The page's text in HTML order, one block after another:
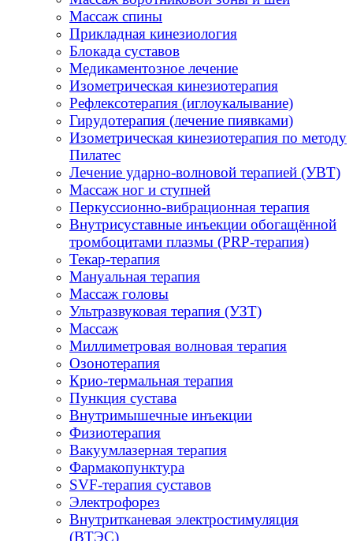
Массаж спины
Прикладная кинезиология
Блокада суставов
Медикаментозное лечение
Изометрическая кинезиотерапия
Рефлексотерапия (иглоукалывание)
Гирудотерапия (лечение пиявками)
Изометрическая кинезиотерапия по методу
Пилатес
Лечение ударно-волновой терапией (УВТ)
Массаж ног и ступней
Перкуссионно-вибрационная терапия
Внутрисуставные инъекции обогащённой
тромбоцитами плазмы (PRP-терапия)
Текар-терапия
Мануальная терапия
Массаж головы
Ультразвуковая терапия (УЗТ)
Массаж
Миллиметровая волновая терапия
Озонотерапия
Крио-термальная терапия
Пункция сустава
Внутримышечные инъекции
Физиотерапия
Вакуумлазерная терапия
Фармакопунктура
SVF-терапия суставов
Электрофорез
Внутритканевая электростимуляция
(ВТЭС)